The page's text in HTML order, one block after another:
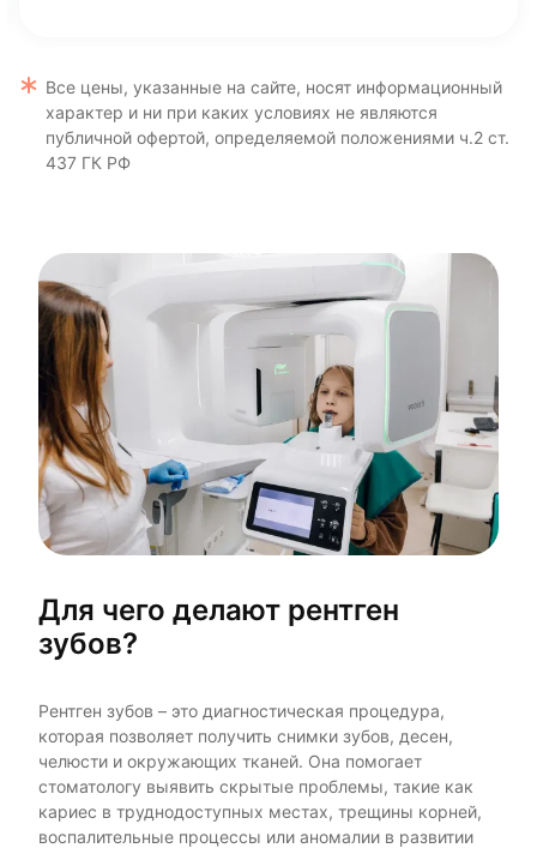
Все цены, указанные на сайте, носят информационный
характер и ни при каких условиях не являются
публичной офертой, определяемой положениями ч.2 ст.
437 ГК РФ
Для чего делают рентген
зубов?
Рентген зубов – это диагностическая процедура,
которая позволяет получить снимки зубов, десен,
челюсти и окружающих тканей. Она помогает
стоматологу выявить скрытые проблемы, такие как
кариес в труднодоступных местах, трещины корней,
воспалительные процессы или аномалии в развитии